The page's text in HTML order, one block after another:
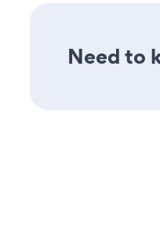
Need to